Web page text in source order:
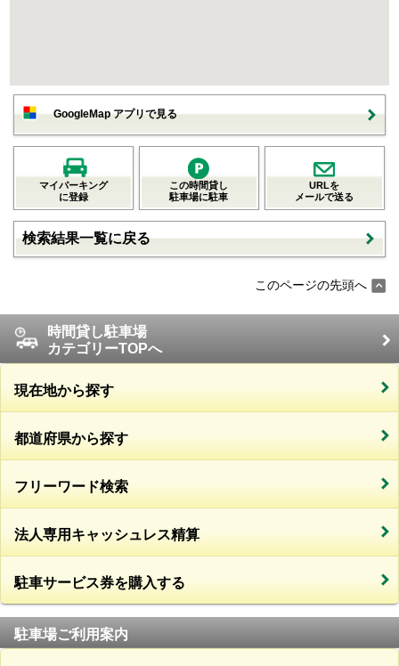
GoogleMap アプリで見る
マイパーキング
に登録
この時間貸し
駐車場に駐車
URLを
メールで送る
検索結果一覧に戻る
このページの先頭へ
時間貸し駐車場
カテゴリーTOPへ
現在地から探す
都道府県から探す
フリーワード検索
法人専用キャッシュレス精算
駐車サービス券を購入する
駐車場ご利用案内